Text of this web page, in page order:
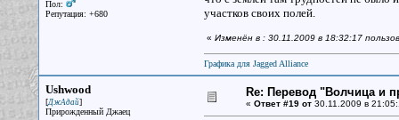
Пол:
Репутация: +680
участков своих полей.
« Изменён в : 30.11.2009 в 18:32:17
Графика для Jagged Alliance
Ushwood
[ДжАдай]
Прирожденный Джаец
Re: Перевод "Волчица и
« Ответ #19 от30.11.2009 в